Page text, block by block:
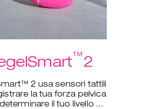
™2
2 usa sensori tattili
la tua forza pelvica
il tuo livello di